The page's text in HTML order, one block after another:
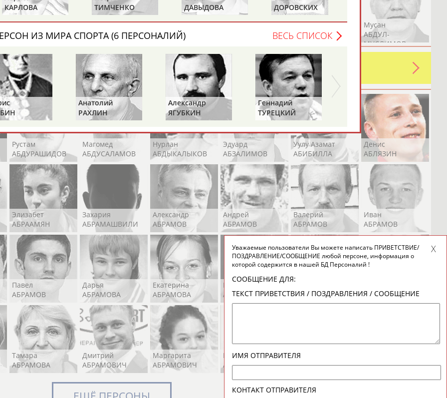
Абдула
АБДУЛЖАЛИЛОВ
Магомед
АБДУЛКАГИРОВ
Назир
АБДУЛЛАЕВ
Аслан
Эмиль
АБДУЛЛИН
Мусан
АБДУЛ-
МУСЛИМОВ
спортсмене, тренере, специалисте или исправить какую-либо ошибку в уже
героев! Герои спорта - это одни из главных патриотов своей страны!
Рустам
АБДУРАШИДОВ
Магомед
АБДУСАЛАМОВ
Нурлан
АБДЫКАЛЫКОВ
Эдуард
АБЗАЛИМОВ
Уулу Азамат
АБИБИЛЛА
Денис
АБЛЯЗИН
Элизабет
АБРААМЯН
Захария
АБРАМАШВИЛИ
Александр
АБРАМОВ
Андрей
АБРАМОВ
Валерий
АБРАМОВ
Иван
АБРАМОВ
Павел
АБРАМОВ
Дарья
АБРАМОВА
Екатерина
АБРАМОВА
Екатерина
АБРАМОВА
Ирина
АБРАМОВА
АБРАМОВА
Тамара
АБРАМОВА
Дмитрий
АБРАМОВИЧ
Маргарита
АБРАМОВИЧ
Иракли
АБРАМЯН
Осеп
АБРАМЯН
АБРАРОВ
КАРЛОВА
ТИМЧЕНКО
ДАВЫДОВА
ДОРОВСКИХ
(САМОЛЕНКО,
ПЛАТОВ
ИЗ МИРА СПОРТА (6 ПЕРСОНАЛИЙ) ВЕСЬ СПИСОК
Анатолий
РАХЛИН
Александр
ЯГУБКИН
Геннадий
ТУРЕЦКИЙ
Уважаемые пользователи Вы можете написать ПРИВЕТСТВИЕ/
ПОЗДРАВЛЕНИЕ/СООБЩЕНИЕ любой персоне, информация о
которой содержится в нашей БД Персоналий !
СООБЩЕНИЕ ДЛЯ:
ТЕКСТ ПРИВЕТСТВИЯ / ПОЗДРАВЛЕНИЯ / СООБЩЕНИЕ
ИМЯ ОТПРАВИТЕЛЯ
КОНТАКТ ОТПРАВИТЕЛЯ